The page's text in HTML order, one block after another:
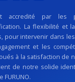
accredité par les
La flexibilité et
pour intervenir dans
et les
à la satisfaction de
de notre solide